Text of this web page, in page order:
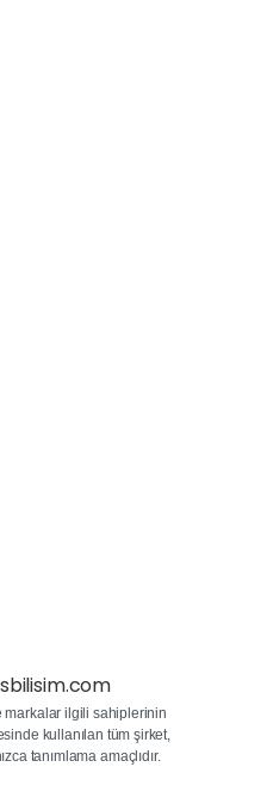
markalar ilgili sahiplerinin
kullanılan tüm şirket,
tanımlama amaçlıdır.